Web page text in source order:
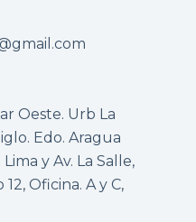
Oeste. Urb La
Edo. Aragua
y Av. La Salle,
Oficina. A y C,